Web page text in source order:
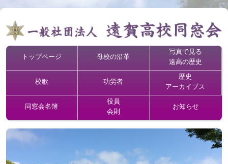
トップページ 母校の沿革
写真で見る
遠高の歴史
校歌 功労者
歴史
アーカイブス
同窓会名簿
役員
会則
お知らせ